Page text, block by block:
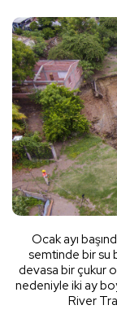
Ocak ayı
semtinde bir su
devasa bir çukur
nedeniyle iki ay
River